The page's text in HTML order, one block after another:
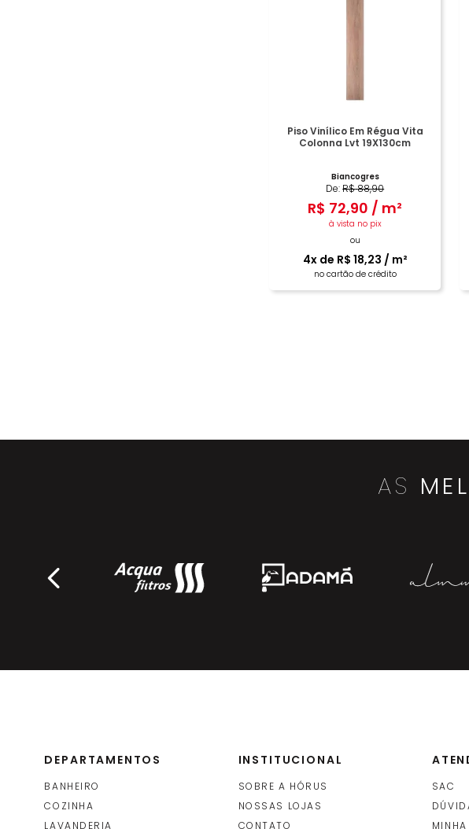
Piso Vinílico Em Régua Vita
Colonna Lvt 19X130cm
Biancogres
De:R$88,90
R$ 72,90 / m²
à vista no pix
ou
4x de R$ 18,23 / m²
no cartão de crédito
AS
DEPARTAMENTOS
BANHEIRO
COZINHA
LAVANDERIA
INSTITUCIONAL
SOBRE A HÓRUS
NOSSAS LOJAS
CONTATO
SAC